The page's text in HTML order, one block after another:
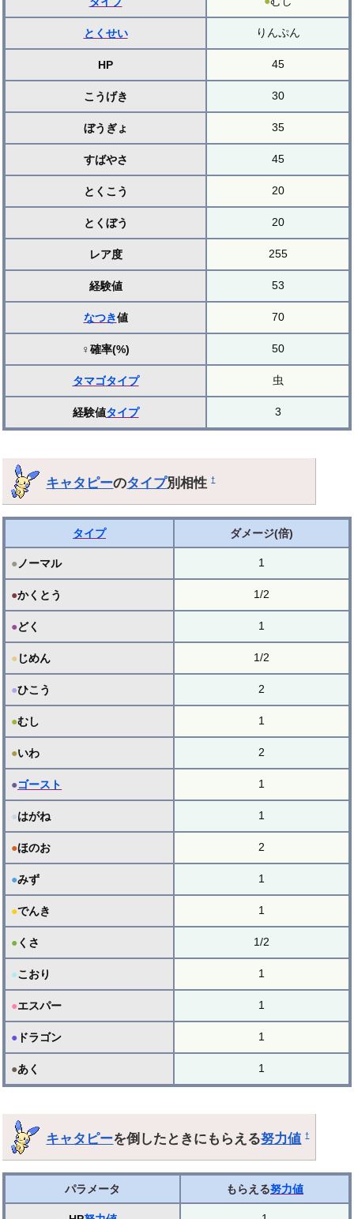
とくせい りんぷん
HP 45
こうげき 30
ぼうぎょ 35
すばやさ 45
とくこう 20
とくぼう 20
レア度 255
経験値 53
なつき値 70
♀確率(%) 50
タマゴタイプ 虫
経験値タイプ 3
キャタピーのタイプ別相性†
タイプ ダメージ(倍)
● ノーマル 1
●かくとう 1/2
●どく 1
● じめん 1/2
●ひこう 2
●むし 1
●いわ 2
●ゴースト 1
●はがね 1
●ほのお 2
●みず 1
●でんき 1
●くさ 1/2
●こおり 1
●エスパー 1
● ドラゴン 1
●あく 1
キャタピーを倒したときにもらえる努力値 †
パラメータ もらえる努力値